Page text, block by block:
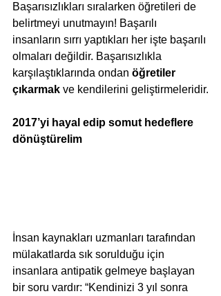
Başarısızlıkları sıralarken öğretileri de
belirtmeyi unutmayın! Başarılı
insanların sırrı yaptıkları her işte başarılı
olmaları değildir. Başarısızlıkla
karşılaştıklarında ondan öğretiler
çıkarmak ve kendilerini geliştirmeleridir.
2017’yi hayal edip somut hedeflere
dönüştürelim
İnsan kaynakları uzmanları tarafından
mülakatlarda sık sorulduğu için
insanlara antipatik gelmeye başlayan
bir soru vardır: “Kendinizi 3 yıl sonra